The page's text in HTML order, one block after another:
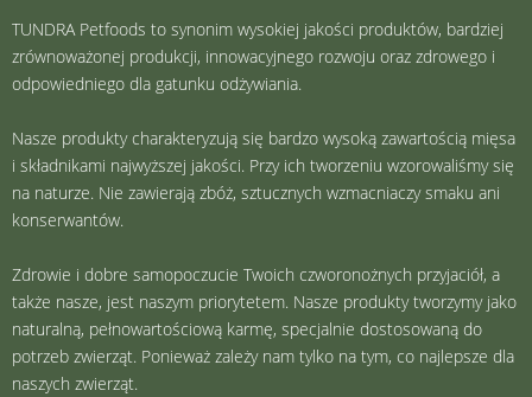
TUNDRA Petfoods to synonim wysokiej jakości produktów, bardziej
zrównoważonej produkcji, innowacyjnego rozwoju oraz zdrowego i
odpowiedniego dla gatunku odżywiania.
Nasze produkty charakteryzują się bardzo wysoką zawartością mięsa
i składnikami najwyższej jakości. Przy ich tworzeniu wzorowaliśmy się
na naturze. Nie zawierają zbóż, sztucznych wzmacniaczy smaku ani
konserwantów.
Zdrowie i dobre samopoczucie Twoich czworonożnych przyjaciół, a
także nasze, jest naszym priorytetem. Nasze produkty tworzymy jako
naturalną, pełnowartościową karmę, specjalnie dostosowaną do
potrzeb zwierząt. Ponieważ zależy nam tylko na tym, co najlepsze dla
naszych zwierząt.